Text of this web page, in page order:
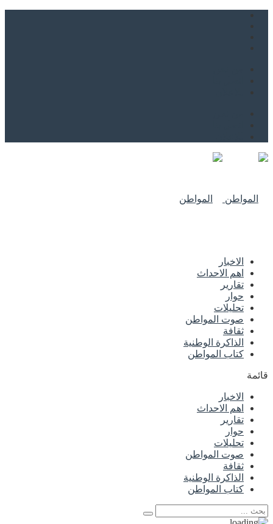
الاخبار
اهم الاحداث
تقارير
حوار
تحليلات
صوت المواطن
ثقافة
الذاكرة الوطنية
كتاب المواطن
قائمة
الاخبار
اهم الاحداث
تقارير
حوار
تحليلات
صوت المواطن
ثقافة
الذاكرة الوطنية
كتاب المواطن